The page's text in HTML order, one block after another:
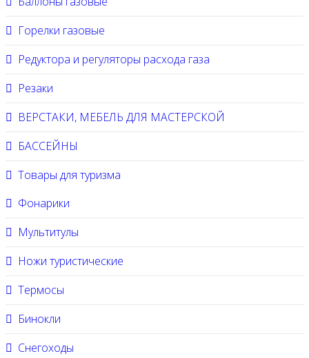
Горелки газовые
Редуктора и регуляторы расхода газа
Резаки
ВЕРСТАКИ, МЕБЕЛЬ ДЛЯ МАСТЕРСКОЙ
БАССЕЙНЫ
Товары для туризма
Фонарики
Мультитулы
Ножи туристические
Термосы
Бинокли
Снегоходы